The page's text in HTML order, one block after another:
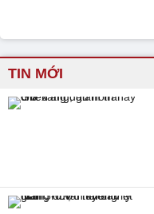
TIN MỚI